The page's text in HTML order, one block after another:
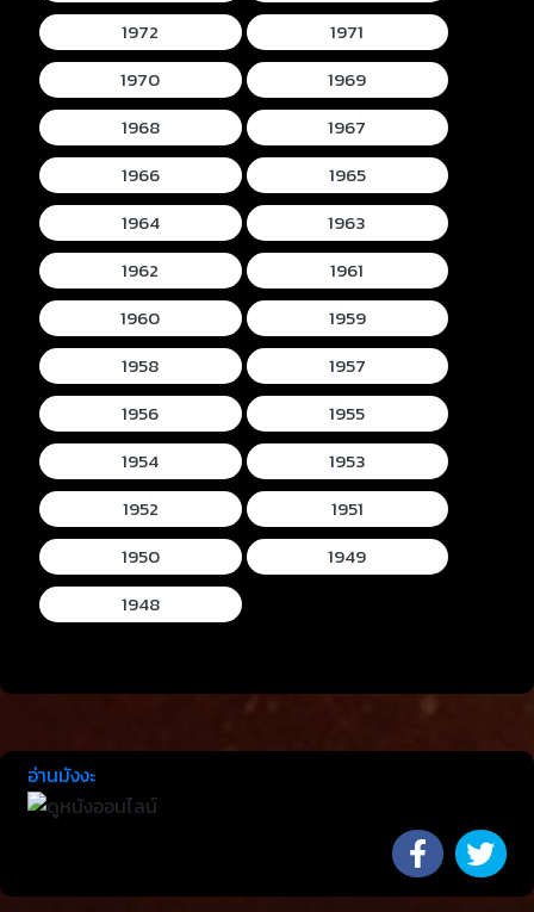
1972
1971
1970
1969
1968
1967
1966
1965
1964
1963
1962
1961
1960
1959
1958
1957
1956
1955
1954
1953
1952
1951
1950
1949
1948
อ่านมังงะ